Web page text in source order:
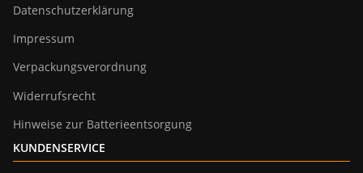
Datenschutzerklärung
Impressum
Verpackungsverordnung
Widerrufsrecht
Hinweise zur Batterieentsorgung
KUNDENSERVICE